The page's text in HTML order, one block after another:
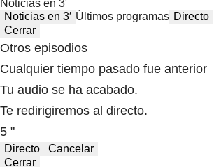
Noticias en 3′
Noticias en 3′ Últimos programas Directo
Cerrar
Otros episodios
Cualquier tiempo pasado fue anterior
Tu audio se ha acabado.
Te redirigiremos al directo.
5 "
Directo
Cancelar
Cerrar